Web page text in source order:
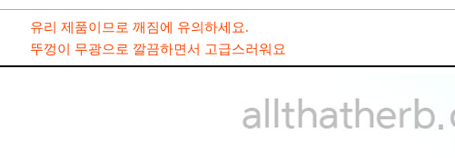
유리 제품이므로 깨짐에 유의하세요.
뚜껑이 무광으로 깔끔하면서 고급스러워요